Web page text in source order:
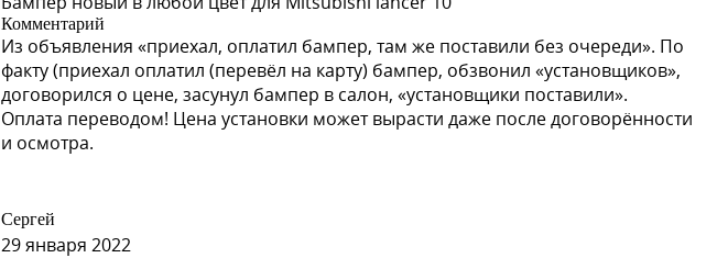
Комментарий
Из объявления «приехал, оплатил бампер, там же поставили без очереди». По
факту (приехал оплатил (перевёл на карту) бампер, обзвонил «установщиков»,
договорился о цене, засунул бампер в салон, «установщики поставили».
Оплата переводом! Цена установки может вырасти даже после договорённости
и осмотра.
Сергей
29 января 2022